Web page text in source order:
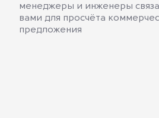
менеджеры и инженеры
вами для просчёта
предложения